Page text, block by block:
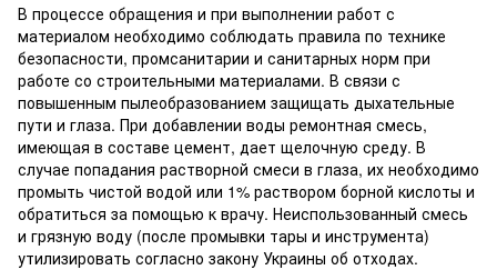
В процессе обращения и при выполнении работ с
материалом необходимо соблюдать правила по технике
безопасности, промсанитарии и санитарных норм при
работе со строительными материалами. В связи с
повышенным пылеобразованием защищать дыхательные
пути и глаза. При добавлении воды ремонтная смесь,
имеющая в составе цемент, дает щелочную среду. В
случае попадания растворной смеси в глаза, их необходимо
промыть чистой водой или 1% раствором борной кислоты и
обратиться за помощью к врачу. Неиспользованный смесь
и грязную воду (после промывки тары и инструмента)
утилизировать согласно закону Украины об отходах.